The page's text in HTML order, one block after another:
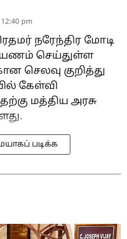
pm
நரேந்திர மோடி
பயணம் செய்துள்ள
செலவு குறித்து
கேள்வி
மத்திய அரசு
படிக்க